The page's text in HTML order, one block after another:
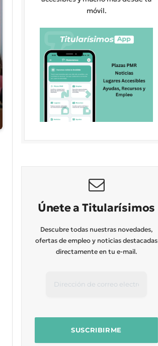
móvil.
Únete a Titularísimos
Descubre todas nuestras novedades,
ofertas de empleo y noticias destacadas
directamente en tu e-mail.